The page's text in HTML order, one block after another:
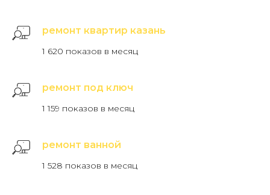
ремонт квартир казань
1 620 показов в месяц
ремонт под ключ
1 159 показов в месяц
ремонт ванной
1 528 показов в месяц